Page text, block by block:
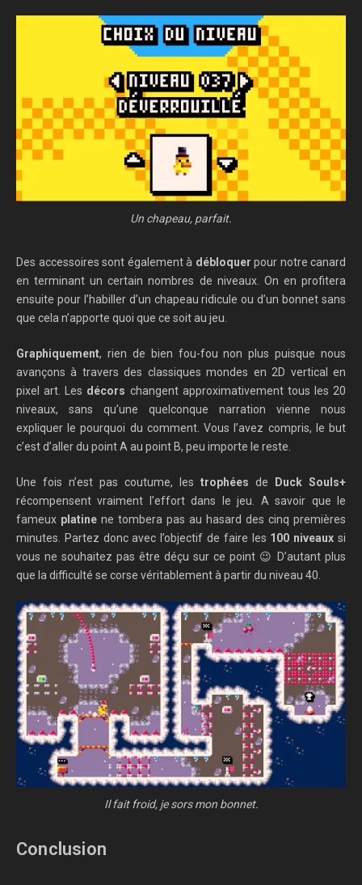
Un chapeau, parfait.
Des accessoires sont également à débloquer pour notre canard
en terminant un certain nombres de niveaux. On en profitera
ensuite pour l’habiller d’un chapeau ridicule ou d’un bonnet sans
que cela n’apporte quoi que ce soit au jeu.
Graphiquement, rien de bien fou-fou non plus puisque nous
avançons à travers des classiques mondes en 2D vertical en
pixel art. Les décors changent approximativement tous les 20
niveaux, sans qu’une quelconque narration vienne nous
expliquer le pourquoi du comment. Vous l’avez compris, le but
c’est d’aller du point A au point B, peu importe le reste.
Une fois n’est pas coutume, les trophées de
Duck Souls+
récompensent vraiment l’effort dans le jeu. A savoir que le
fameux platine ne tombera pas au hasard des cinq premières
minutes. Partez donc avec l’objectif de faire les 100 niveaux si
vous ne souhaitez pas être déçu sur ce point 😉 D’autant plus
que la difficulté se corse véritablement à partir du niveau 40.
Il fait froid, je sors mon bonnet.
Conclusion